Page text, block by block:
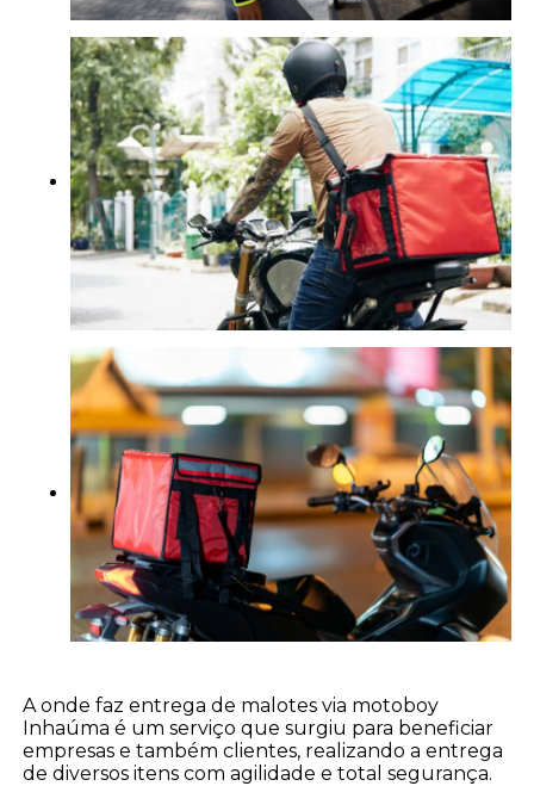
A onde faz entrega de malotes via motoboy
Inhaúma é um serviço que surgiu para beneficiar
empresas e também clientes, realizando a entrega
de diversos itens com agilidade e total segurança.